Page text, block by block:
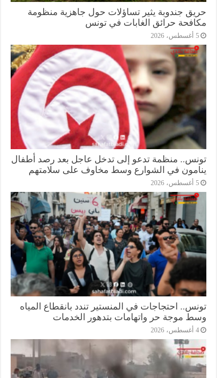
جندوبة يثير تساؤلات حول جاهزية منظومة
حرائق الغابات في تونس
منظمة تدعو إلى تدخل عاجل بعد رصد أطفال
في الشوارع وسط مخاوف على سلامتهم
احتجاجات في المنستير تندد بانقطاع المياه
موجة حر واتهامات بتدهور الخدمات